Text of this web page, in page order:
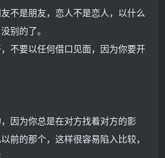
不是朋友，恋人不是恋人，以什么
别的了。
不要以任何借口见面，因为你要开
因为你总是在对方找着对方的影
前的那个，这样很容易陷入比较，